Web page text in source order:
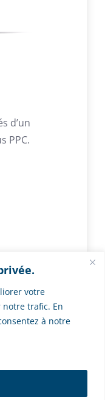
votre
trafic. En
à notre
d’un
PPC.
suffisant